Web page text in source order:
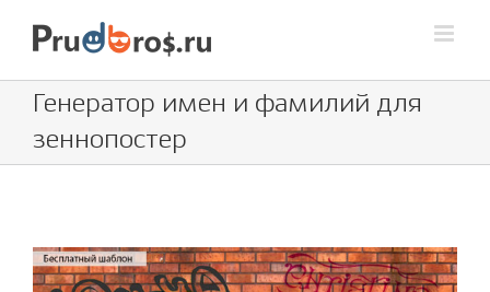
Генератор имен и фамилий для
зеннопостер
Larger